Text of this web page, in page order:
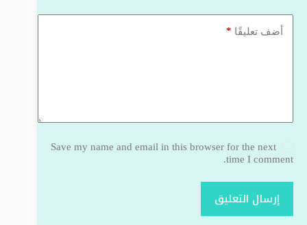
أضف تعليقًا *
Save my name and email in this browser for the next
time I comment.
إرسال التعليق